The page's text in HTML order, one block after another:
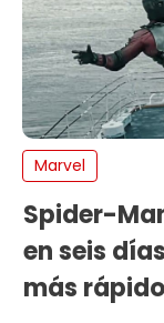
Marvel
Spider-
en seis
más rápido